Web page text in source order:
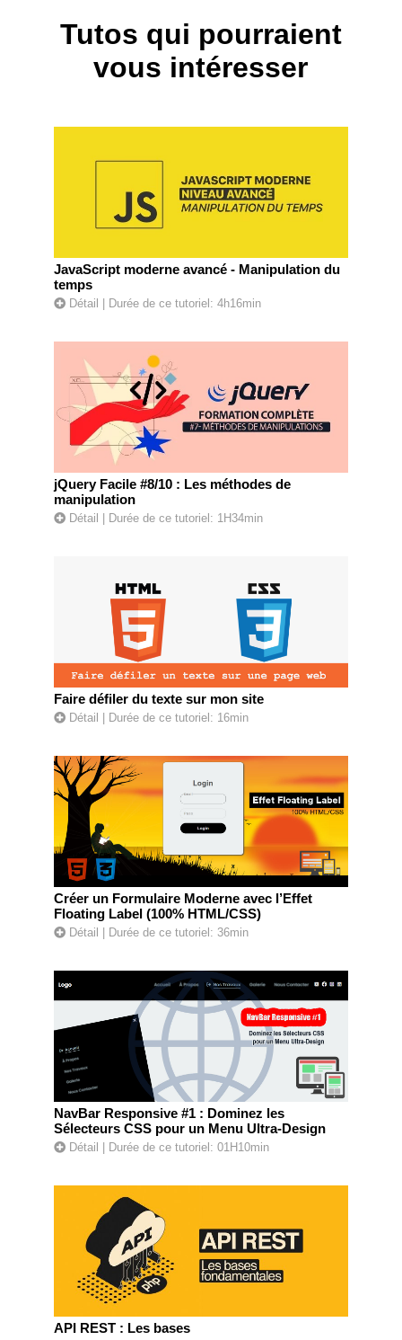
Tutos qui pourraient
vous intéresser
JavaScript moderne avancé - Manipulation du
temps
Détail | Durée de ce tutoriel: 4h16min
jQuery Facile #8/10 : Les méthodes de
manipulation
Détail | Durée de ce tutoriel: 1H34min
Faire défiler du texte sur mon site
Détail | Durée de ce tutoriel: 16min
Créer un Formulaire Moderne avec l’Effet
Floating Label (100% HTML/CSS)
Détail | Durée de ce tutoriel: 36min
NavBar Responsive #1 : Dominez les
Sélecteurs CSS pour un Menu Ultra-Design
Détail | Durée de ce tutoriel: 01H10min
API REST : Les bases